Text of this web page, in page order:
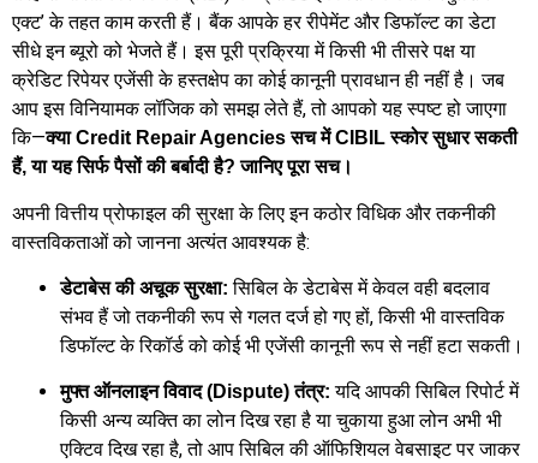
एक्ट’ के तहत काम करती हैं। बैंक आपके हर रीपेमेंट और डिफॉल्ट का डेटा
सीधे इन ब्यूरो को भेजते हैं। इस पूरी प्रक्रिया में किसी भी तीसरे पक्ष या
क्रेडिट रिपेयर एजेंसी के हस्तक्षेप का कोई कानूनी प्रावधान ही नहीं है। जब
आप इस विनियामक लॉजिक को समझ लेते हैं, तो आपको यह स्पष्ट हो जाएगा
कि—क्या Credit Repair Agencies सच में CIBIL स्कोर सुधार सकती
हैं, या यह सिर्फ पैसों की बर्बादी है? जानिए पूरा सच।
अपनी वित्तीय प्रोफाइल की सुरक्षा के लिए इन कठोर विधिक और तकनीकी
वास्तविकताओं को जानना अत्यंत आवश्यक है:
डेटाबेस की अचूक सुरक्षा: सिबिल के डेटाबेस में केवल वही बदलाव
संभव हैं जो तकनीकी रूप से गलत दर्ज हो गए हों, किसी भी वास्तविक
डिफॉल्ट के रिकॉर्ड को कोई भी एजेंसी कानूनी रूप से नहीं हटा सकती।
मुफ्त ऑनलाइन विवाद (Dispute) तंत्र: यदि आपकी सिबिल रिपोर्ट में
किसी अन्य व्यक्ति का लोन दिख रहा है या चुकाया हुआ लोन अभी भी
एक्टिव दिख रहा है, तो आप सिबिल की ऑफिशियल वेबसाइट पर जाकर